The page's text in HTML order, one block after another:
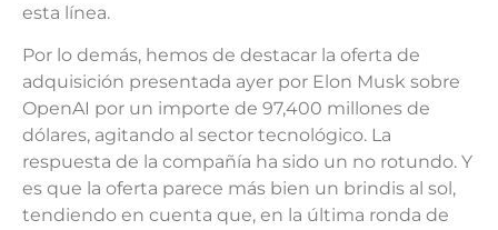
esta línea.
Por lo demás, hemos de destacar la oferta de
adquisición presentada ayer por Elon Musk sobre
OpenAI por un importe de 97,400 millones de
dólares, agitando al sector tecnológico. La
respuesta de la compañía ha sido un no rotundo. Y
es que la oferta parece más bien un brindis al sol,
tendiendo en cuenta que, en la última ronda de